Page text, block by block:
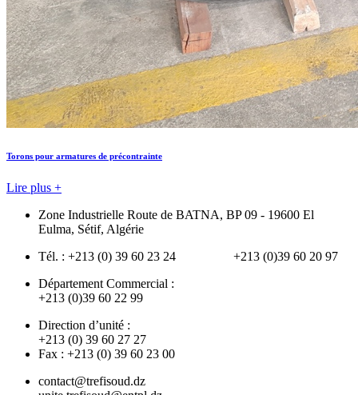
Torons pour armatures de précontrainte
Lire plus +
Zone Industrielle Route de BATNA, BP 09 - 19600 El
Eulma, Sétif, Algérie
Tél. : +213 (0) 39 60 23 24 +213 (0)39 60 20 97
Département Commercial :
+213 (0)39 60 22 99
Direction d’unité :
+213 (0) 39 60 27 27
Fax : +213 (0) 39 60 23 00
contact@trefisoud.dz